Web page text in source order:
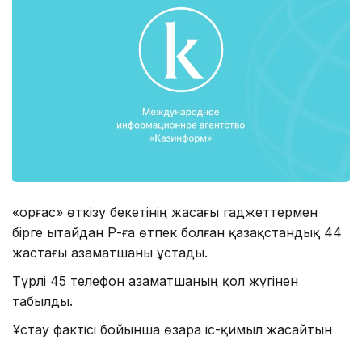
«Қорғас» өткізу бекетінің жасағы гаджеттермен
бірге Қытайдан ҚР-ға өтпек болған қазақстандық 44
жастағы азаматшаны ұстады.
Түрлі 45 телефон азаматшаның қол жүгінен
табылды.
Ұстау фактісі бойынша өзара іс-қимыл жасайтын